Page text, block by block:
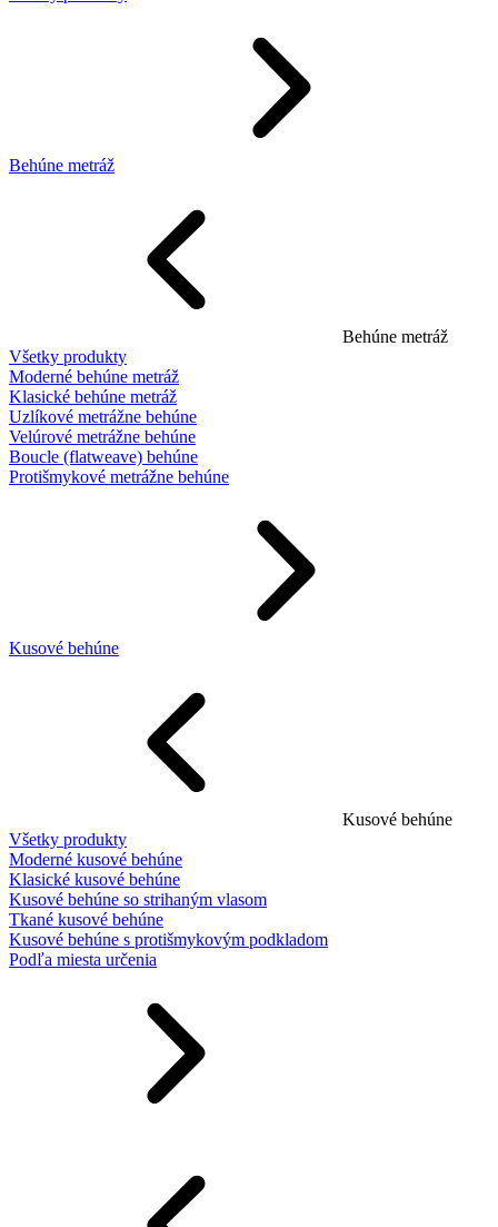
Behúne metráž
Behúne metráž
Všetky produkty
Moderné behúne metráž
Klasické behúne metráž
Uzlíkové metrážne behúne
Velúrové metrážne behúne
Boucle (flatweave) behúne
Protišmykové metrážne behúne
Kusové behúne
Kusové behúne
Všetky produkty
Moderné kusové behúne
Klasické kusové behúne
Kusové behúne so strihaným vlasom
Tkané kusové behúne
Kusové behúne s protišmykovým podkladom
Podľa miesta určenia